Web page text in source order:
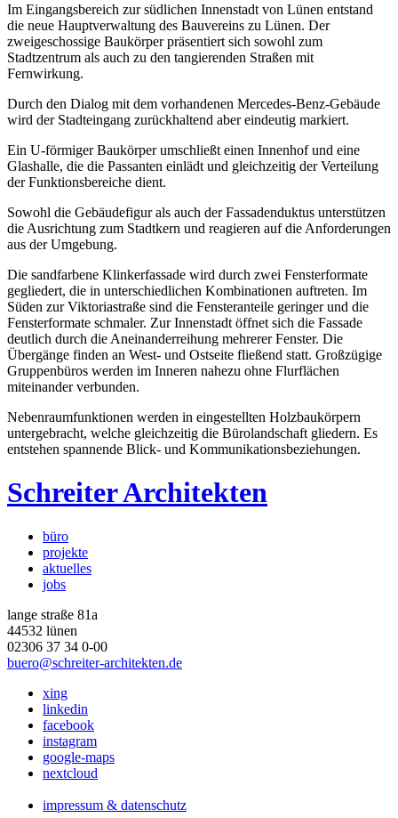
Im Eingangsbereich zur südlichen Innenstadt von Lünen entstand
die neue Hauptverwaltung des Bauvereins zu Lünen. Der
zweigeschossige Baukörper präsentiert sich sowohl zum
Stadtzentrum als auch zu den tangierenden Straßen mit
Fernwirkung.
Durch den Dialog mit dem vorhandenen Mercedes-Benz-Gebäude
wird der Stadteingang zurückhaltend aber eindeutig markiert.
Ein U-förmiger Baukörper umschließt einen Innenhof und eine
Glashalle, die die Passanten einlädt und gleichzeitig der Verteilung
der Funktionsbereiche dient.
Sowohl die Gebäudefigur als auch der Fassadenduktus unterstützen
die Ausrichtung zum Stadtkern und reagieren auf die Anforderungen
aus der Umgebung.
Die sandfarbene Klinkerfassade wird durch zwei Fensterformate
gegliedert, die in unterschiedlichen Kombinationen auftreten. Im
Süden zur Viktoriastraße sind die Fensteranteile geringer und die
Fensterformate schmaler. Zur Innenstadt öffnet sich die Fassade
deutlich durch die Aneinanderreihung mehrerer Fenster. Die
Übergänge finden an West- und Ostseite fließend statt. Großzügige
Gruppenbüros werden im Inneren nahezu ohne Flurflächen
miteinander verbunden.
Nebenraumfunktionen werden in eingestellten Holzbaukörpern
untergebracht, welche gleichzeitig die Bürolandschaft gliedern. Es
entstehen spannende Blick- und Kommunikationsbeziehungen.
Schreiter Architekten
büro
projekte
aktuelles
jobs
lange straße 81a
44532 lünen
02306 37 34 0-00
buero@schreiter-architekten.de
xing
linkedin
facebook
instagram
google-maps
nextcloud
impressum & datenschutz